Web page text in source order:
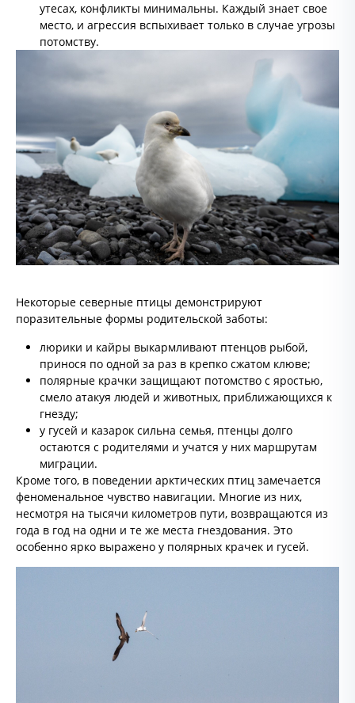
утесах, конфликты минимальны. Каждый знает свое
место, и агрессия вспыхивает только в случае угрозы
потомству.
Некоторые северные птицы демонстрируют
поразительные формы родительской заботы:
люрики и кайры выкармливают птенцов рыбой,
принося по одной за раз в крепко сжатом клюве;
полярные крачки защищают потомство с яростью,
смело атакуя людей и животных, приближающихся к
гнезду;
у гусей и казарок сильна семья, птенцы долго
остаются с родителями и учатся у них маршрутам
миграции.
Кроме того, в поведении арктических птиц замечается
феноменальное чувство навигации. Многие из них,
несмотря на тысячи километров пути, возвращаются из
года в год на одни и те же места гнездования. Это
особенно ярко выражено у полярных крачек и гусей.